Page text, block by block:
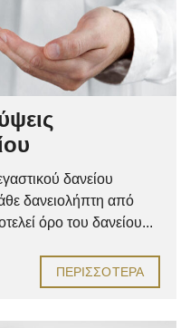
δανείου
δανειολήπτη από
όρο του δανείου...
ΠΕΡΙΣΣΌΤΕΡΑ